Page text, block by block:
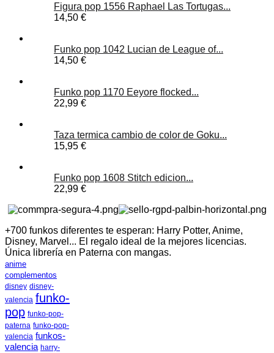
Figura pop 1556 Raphael Las Tortugas...
14,50 €
Funko pop 1042 Lucian de League of...
14,50 €
Funko pop 1170 Eeyore flocked...
22,99 €
Taza termica cambio de color de Goku...
15,95 €
Funko pop 1608 Stitch edicion...
22,99 €
+700 funkos diferentes te esperan: Harry Potter, Anime,
Disney, Marvel... El regalo ideal de la mejores licencias.
Única librería en Paterna con mangas.
anime
complementos
disney disney-
valencia funko-
pop funko-pop-
paterna funko-pop-
valencia funkos-
valencia harry-